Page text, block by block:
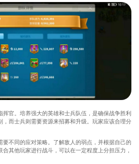
挥官。培养强大的英雄和士兵队伍，是确保战争胜利
，而士兵则需要资源来招募和升级。玩家应该合理分
要不同的应对策略。了解敌人的弱点，并根据自己的
其他玩家进行战斗，可以在一定程度上分担压力，